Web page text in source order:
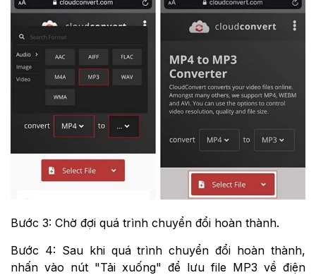
Bước 3: Chờ đợi quá trình chuyển đổi hoàn thành.
Bước 4: Sau khi quá trình chuyển đổi hoàn thành,
nhấn vào nút "Tải xuống" để lưu file MP3 về điện